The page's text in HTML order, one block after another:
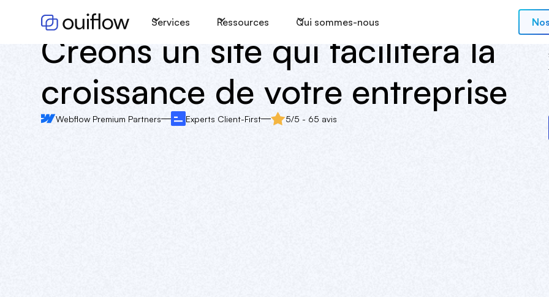
Services Ressources Qui sommes-nous
Créons un site qui facilitera la
croissance de votre entreprise
Webflow Premium Partners Experts Client-First 5/5 - 65 avis